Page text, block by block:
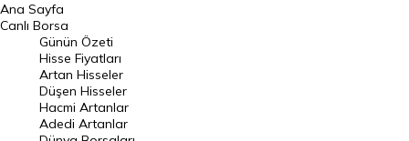
BIST 100 Hisseleri
En Çok Artan Hisseler
En Çok Düşen Hisseler
Hacmi Artanlar
Geçmiş Kapanışlar
Ana Sayfa
Canlı Borsa
Günün Özeti
Hisse Fiyatları
Artan Hisseler
Düşen Hisseler
Hacmi Artanlar
Adedi Artanlar